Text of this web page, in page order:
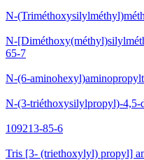
N-
N-
65-7
N-(6-
N-(3-triéthoxysilylpropyl)-4,5-
109213-85-6
Tris [3- (triethoxylyl) propyl]